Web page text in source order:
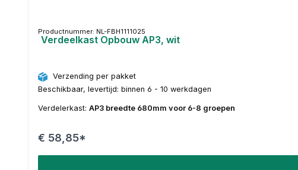
Productnummer: NL-FBH1111025
Verdeelkast Opbouw AP3, wit
Verzending per pakket
Beschikbaar, levertijd: binnen 6 - 10 werkdagen
Verdelerkast: AP3 breedte 680mm voor 6-8 groepen
€ 58,85*